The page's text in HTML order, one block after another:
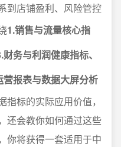
到店铺盈利、风险管控
1.销售与流量核心指
务与利润健康指标、
报表与数据大屏分析
标的实际应用价值，
还会教你如何通过这些
你将获得一套适用于中